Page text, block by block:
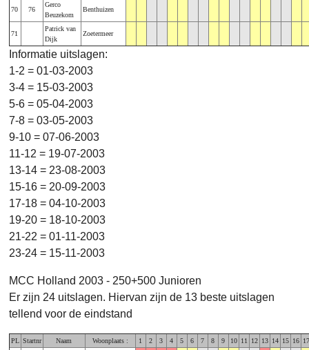
70 76
Gerco
Beuzekom
Benthuizen
71
Patrick van
Dijk
Zoetermeer
Informatie uitslagen:
1-2 = 01-03-2003
3-4 = 15-03-2003
5-6 = 05-04-2003
7-8 = 03-05-2003
9-10 = 07-06-2003
11-12 = 19-07-2003
13-14 = 23-08-2003
15-16 = 20-09-2003
17-18 = 04-10-2003
19-20 = 18-10-2003
21-22 = 01-11-2003
23-24 = 15-11-2003
MCC Holland 2003 - 250+500 Junioren
Er zijn 24 uitslagen. Hiervan zijn de 13 beste uitslagen
tellend voor de eindstand
PL Startnr Naam Woonplaats : 1 2 3 4 5 6 7 8 9 10 11 12 13 14 15 16 17